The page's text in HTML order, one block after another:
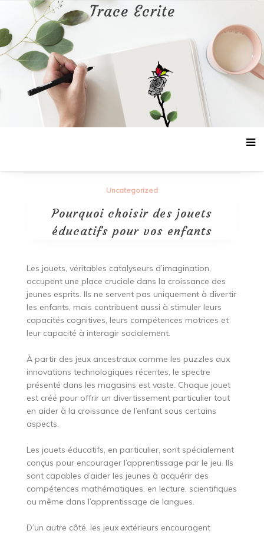
contenu
Trace Ecrite
Uncategorized
Pourquoi choisir des jouets
éducatifs pour vos enfants
Les jouets, véritables catalyseurs d’imagination,
occupent une place cruciale dans la croissance des
jeunes esprits. Ils ne servent pas uniquement à divertir
les enfants, mais contribuent aussi à stimuler leurs
capacités cognitives, leurs compétences motrices et
leur capacité à interagir socialement.
À partir des jeux ancestraux comme les puzzles aux
innovations technologiques récentes, le spectre
présenté dans les magasins est vaste. Chaque jouet
est créé pour offrir un divertissement particulier tout
en aider à la croissance de l’enfant sous certains
aspects.
Les jouets éducatifs, en particulier, sont spécialement
conçus pour encourager l’apprentissage par le jeu. Ils
sont capables d’aider les jeunes à acquérir des
compétences mathématiques, en lecture, scientifiques
ou même dans l’apprentissage de langues.
D’un autre côté, les jeux extérieurs encouragent